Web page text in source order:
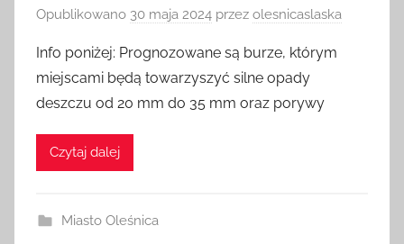
Opublikowano 30 maja 2024 przez olesnicaslaska
Info poniżej: Prognozowane są burze, którym
miejscami będą towarzyszyć silne opady
deszczu od 20 mm do 35 mm oraz porywy
Czytaj dalej
Miasto Oleśnica